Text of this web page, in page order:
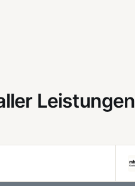
Leistungen